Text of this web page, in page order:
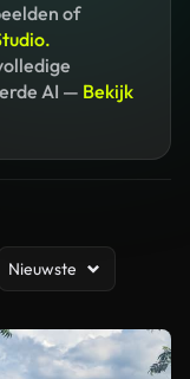
of
AI — Bekijk
Nieuwste